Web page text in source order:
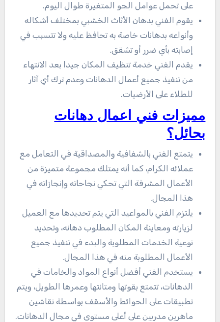
على تحمل عوامل الجو المتغيرة طوال اليوم.
يقوم الفني بدهان الأثاث الخشبي بمختلف أشكاله
وأنواعه بدهانات خاصة به تحافظ عليه ولا تتسبب في
إصابته بأي ضرر أو تشقق.
يقدم الفني خدمة تنظيف المكان جيدا بعد الانتهاء
من تنفيذ جميع أعمال الدهانات وعدم ترك أي آثار
للطلاء على الأرضيات.
مميزات فني اعمال دهانات
بحائل؟
يتمتع الفني بالشفافية والمصداقية في التعامل مع
عملائه الكرام، كما أنه يمتلك مجموعة متميزة من
الأعمال المشرفة التي تحكي نجاحاته وإنجازاته في
هذا المجال.
يلتزم الفني بالمواعيد التي يتم تحديدها مع العميل
لزيارته ومعاينة المكان المطلوب دهانه، وتحديد
نوعية الخدمات المطلوبة والبدء في تنفيذ جميع
الأعمال المطلوبة منه في هذا المجال.
يستخدم الفني أفضل أنواع المواد والخامات في
الدهانات، تتمتع بقوتها ومتانتها وعمرها الطويل، ويتم
تطبيقات على الحوائط والأسقف بواسطة نقاشين
ماهرين مدربين على أعلى مستوى في مجال الدهانات.